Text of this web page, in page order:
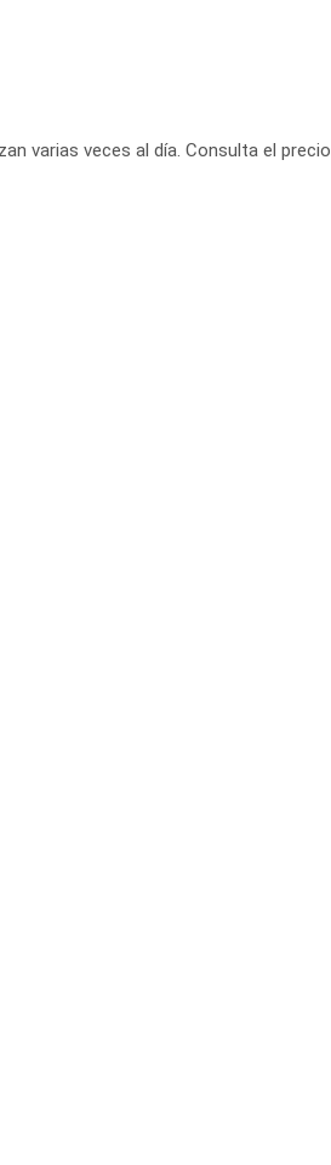
varias veces al día. Consulta el